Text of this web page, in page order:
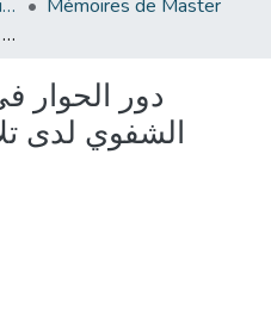
Département d'étude linguistique
Mémoires de Master
دور الحوار في تنمية مهارة الانتاج الشفوي لدى تلاميذ السنة الخامسة ابتدائي
دور الحوار
الشفوي لدى